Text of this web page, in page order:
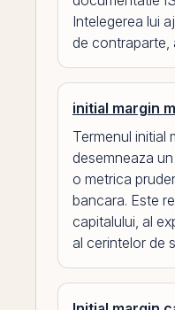
Intelegerea lui
de contraparte,
initial margin
Termenul initial
desemneaza
o metrica
bancara. Este
capitalului, al
al cerintelor de